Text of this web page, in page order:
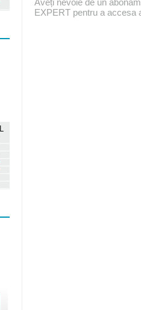
Aveți nevoie de un
EXPERT pentru a accesa